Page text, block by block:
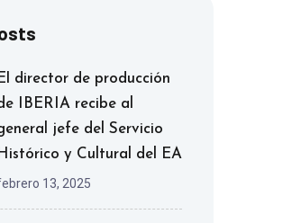
El director de producción
IBERIA recibe al
jefe del Servicio
Histórico y Cultural del EA
13, 2025